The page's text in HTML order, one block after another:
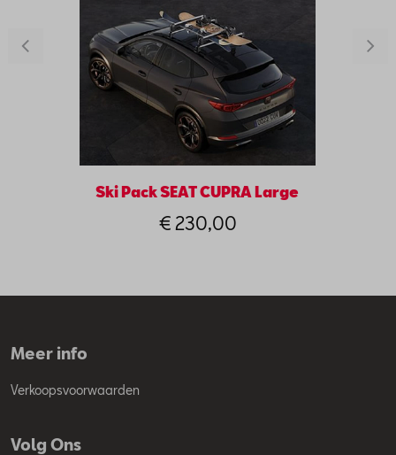
Ski Pack SEAT CUPRA Large
€ 230,00
Meer info
Verkoopsvoorwaarden
Volg Ons